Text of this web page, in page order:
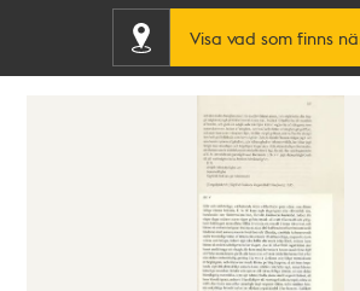
Visa vad som finns